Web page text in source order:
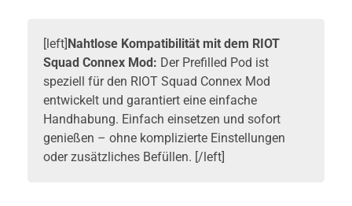
[left]Nahtlose Kompatibilität mit dem RIOT
Squad Connex Mod: Der Prefilled Pod ist
speziell für den RIOT Squad Connex Mod
entwickelt und garantiert eine einfache
Handhabung. Einfach einsetzen und sofort
genießen – ohne komplizierte Einstellungen
oder zusätzliches Befüllen. [/left]